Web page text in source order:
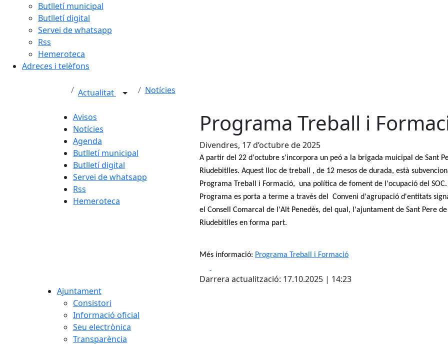
Butlletí municipal
Butlletí digital
Servei de whatsapp
Rss
Hemeroteca
Adreces i telèfons
Actualitat Notícies
Avisos
Notícies
Agenda
Butlletí municipal
Butlletí digital
Servei de whatsapp
Rss
Hemeroteca
Programa Treball i
Divendres, 17 d’octubre de 2025
A partir del 22 d'octubre s'incorpora un peó a la brigada muicipal de Sant
Riudebitlles. Aquest lloc de treball , de 12 mesos de durada, està
Programa Treball i Formació, una política de foment de l'ocupació del
Programa es porta a terme a través del Conveni d'agrupació d'entitats
el Consell Comarcal de l'Alt Penedès, del qual, l'ajuntament de Sant Pere de
Riudebitlles en forma part.
Més informació: Programa Treball i Formació
Darrera actualització: 17.10.2025 | 14:23
Ajuntament
Consistori
Informació oficial
Seu electrònica
Transparència